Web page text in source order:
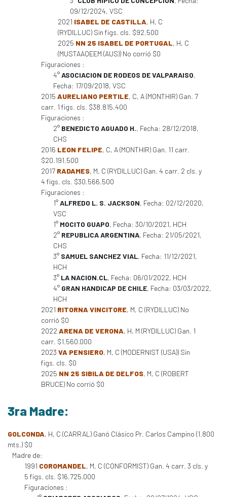
09/12/2024, VSC
2021 ISABEL DE CASTILLA, H, C
(RYDILLUC) Sin figs. cls. $92.500
2025 NN 25 ISABEL DE PORTUGAL, H, C
(MUSTAAQEEM (AUS)) No corrió $0
Figuraciones :
4°ASOCIACION DE RODEOS DE VALPARAISO,
Fecha: 17/09/2018, VSC
2015 AURELIANO PERTILE, C, A (MONTHIR) Gan. 7
carr. 1 figs. cls. $38.815.400
Figuraciones :
2° BENEDICTO AGUADO H., Fecha: 28/12/2018,
CHS
2016 LEON FELIPE, C, A (MONTHIR) Gan. 11 carr.
$20.191.500
2017 RADAMES, M, C (RYDILLUC) Gan. 4 carr. 2 cls. y
4 figs. cls. $30.566.500
Figuraciones :
1°ALFREDO L. S. JACKSON, Fecha: 02/12/2020,
VSC
1° MOCITO GUAPO, Fecha: 30/10/2021, HCH
2° REPUBLICA ARGENTINA, Fecha: 21/05/2021,
CHS
3° SAMUEL SANCHEZ VIAL, Fecha: 11/12/2021,
HCH
3° LA NACION.CL, Fecha: 06/01/2022, HCH
4° GRAN HANDICAP DE CHILE, Fecha: 03/03/2022,
HCH
2021 RITORNA VINCITORE, M, C (RYDILLUC) No
corrió $0
2022 ARENA DE VERONA, H, M (RYDILLUC) Gan. 1
carr. $1.560.000
2023 VA PENSIERO, M, C (MODERNIST (USA)) Sin
figs. cls. $0
2025 NN 25 SIBILA DE DELFOS, M, C (ROBERT
BRUCE) No corrió $0
3ra Madre:
GOLCONDA, H, C (CARRAL) Ganó Clásico Pr. Carlos Campino (1.800
mts.) $0
Madre de:
1991 COROMANDEL, M, C (CONFORMIST) Gan. 4 carr. 3 cls. y
5 figs. cls. $16.725.000
Figuraciones :